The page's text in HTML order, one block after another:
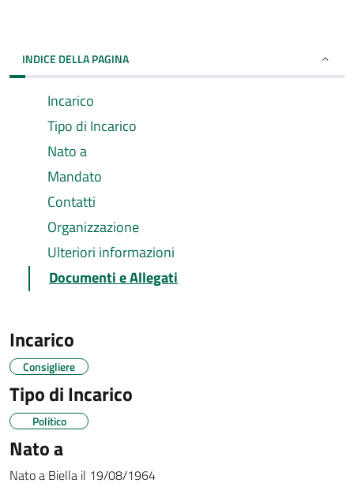
INDICE DELLA PAGINA
Incarico
Tipo di Incarico
Nato a
Mandato
Contatti
Organizzazione
Ulteriori informazioni
Documenti e Allegati
Incarico
Consigliere
Tipo di Incarico
Politico
Nato a
Nato a Biella il 19/08/1964